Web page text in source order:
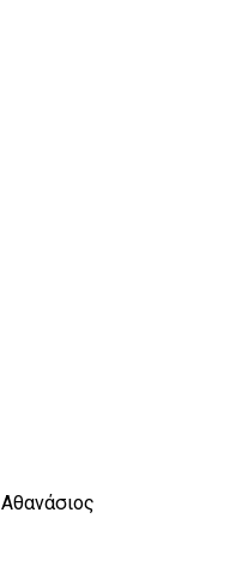
Αθανάσιος